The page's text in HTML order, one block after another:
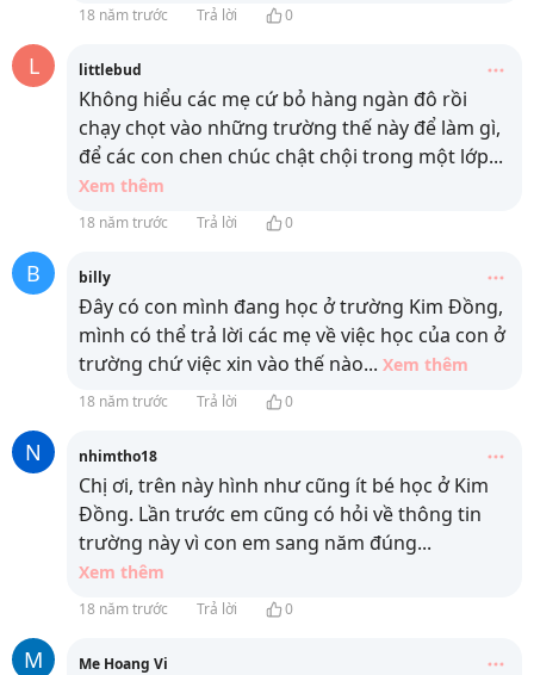
18 năm trước Trả lời 0
L littlebud
Không hiểu các mẹ cứ bỏ hàng ngàn đô rồi
chạy chọt vào những trường thế này để làm gì,
để các con chen chúc chật chội trong một lớp...
Xem thêm
18 năm trước Trả lời 0
B billy
Đây có con mình đang học ở trường Kim Đồng,
mình có thể trả lời các mẹ về việc học của con ở
trường chứ việc xin vào thế nào... Xem thêm
18 năm trước Trả lời 0
N nhimtho18
Chị ơi, trên này hình như cũng ít bé học ở Kim
Đồng. Lần trước em cũng có hỏi về thông tin
trường này vì con em sang năm đúng...
Xem thêm
18 năm trước Trả lời 0
M Me Hoang Vi